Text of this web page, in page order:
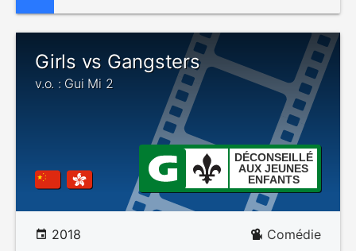
Girls vs Gangsters
v.o. : Gui Mi 2
DÉCONSEILLÉ
AUX JEUNES
ENFANTS
2018 Comédie